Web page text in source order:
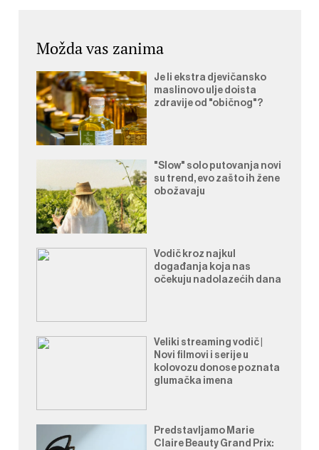
Možda vas zanima
Je li ekstra djevičansko
maslinovo ulje doista
zdravije od "običnog"?
"Slow" solo putovanja novi
su trend, evo zašto ih žene
obožavaju
Vodič kroz najkul
događanja koja nas
očekuju nadolazećih dana
Veliki streaming vodič |
Novi filmovi i serije u
kolovozu donose poznata
glumačka imena
Predstavljamo Marie
Claire Beauty Grand Prix: